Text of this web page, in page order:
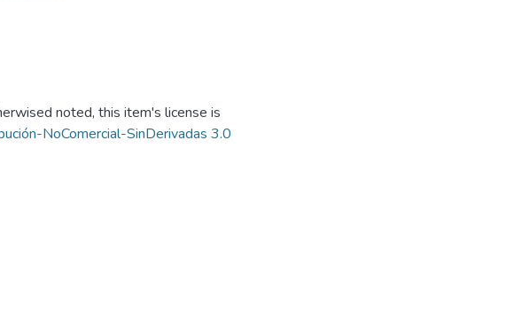
noted, this item's license is
NoComercial-SinDerivadas 3.0